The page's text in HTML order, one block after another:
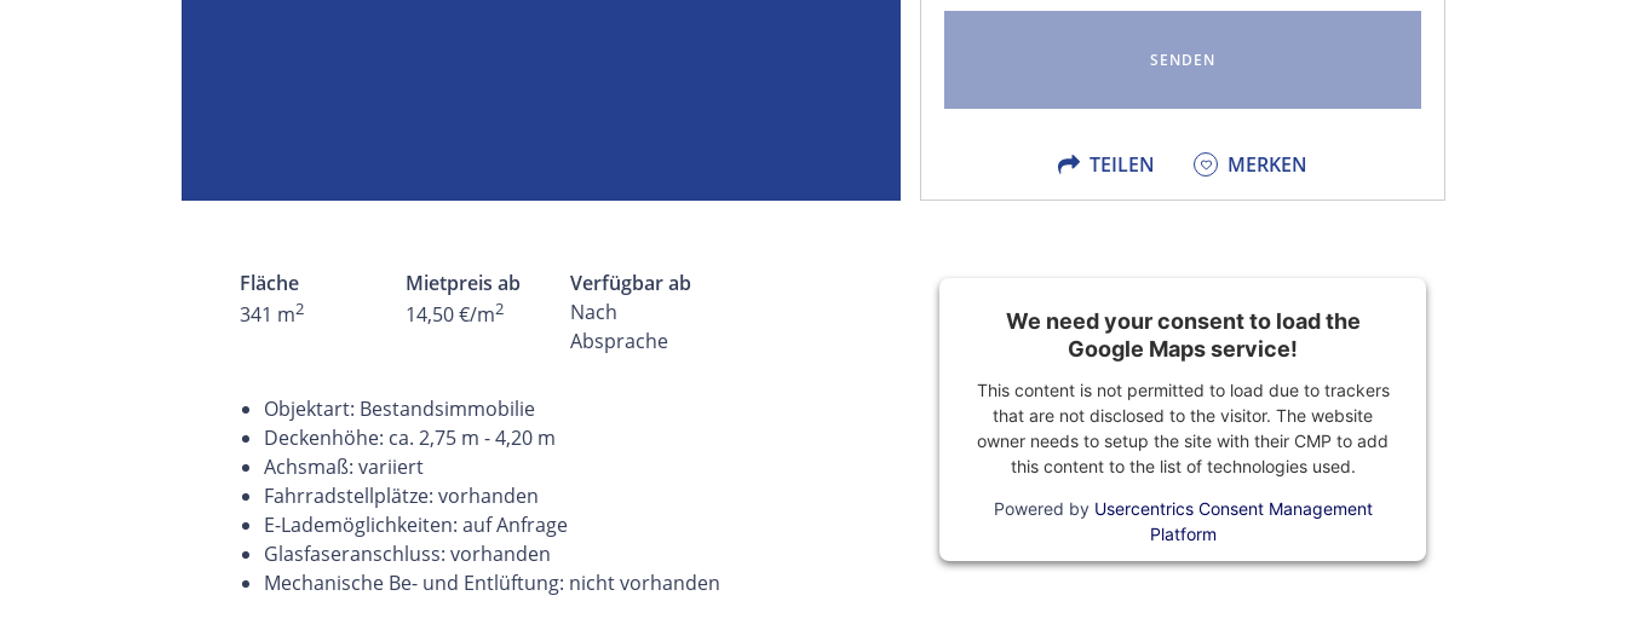
TEILEN
X
MERKEN
Fläche
341 m2
Mietpreis ab
14,50 €/m2
Verfügbar ab
Nach
Absprache
Objektart: Bestandsimmobilie
Deckenhöhe: ca. 2,75 m - 4,20 m
Achsmaß: variiert
Fahrradstellplätze: vorhanden
E-Lademöglichkeiten: auf Anfrage
Glasfaseranschluss: vorhanden
Mechanische Be- und Entlüftung: nicht vorhanden
We need your consent to load the
Google Maps service!
This content is not permitted to load due to trackers
that are not disclosed to the visitor. The website
owner needs to setup the site with their CMP to add
this content to the list of technologies used.
Powered by Usercentrics Consent Management
Platform